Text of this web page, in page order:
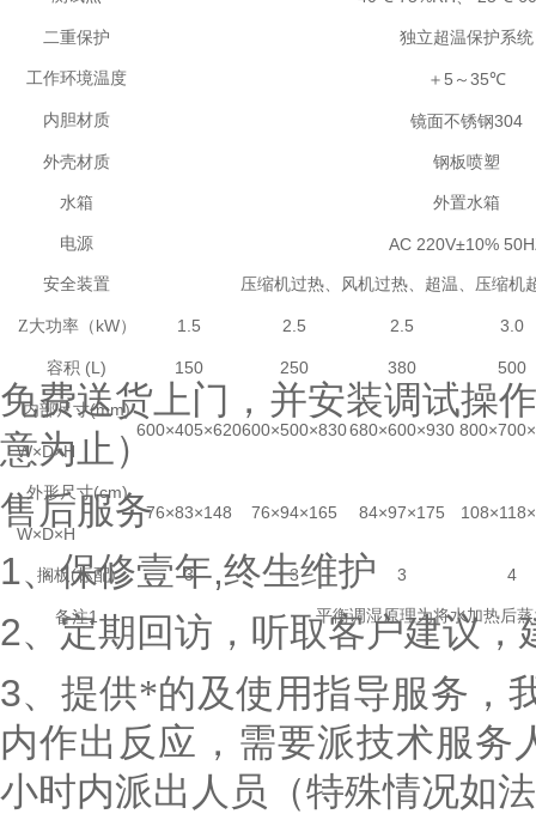
二重保护 独立超温保护系统
工作环境温度 ＋ 5 ～ 35℃
内胆材质 镜面不锈钢304
外壳材质 钢板喷塑
水箱 外置水箱
电源 AC 220V±10%
安全装置 压缩机过热、风机过热、超温、压缩机
Z大功率（ kW） 1.5 2.5 2.5 3.0
容积 (L) 150 250 380 500
内部尺寸(mm)
W×D×H
600×405×620600×500×830680×600×930
外形尺寸(cm)
W×D×H
76×83×148 76×94×165 84×97×175
搁板 (标配) 3 3 3 4
备注1 平衡调湿原理为将水加热后
免费送货上门，并安装调试操
意为止）
售后服务
1、保修壹年,终生维护
2、定期回访，听取客户建议
3、提供*的及使用指导服务，
内作出反应，需要派技术服
小时内派出人员（特殊情况如